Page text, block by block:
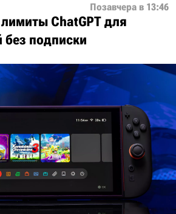
Позавчера в 13:46
ChatGPT для
без подписки